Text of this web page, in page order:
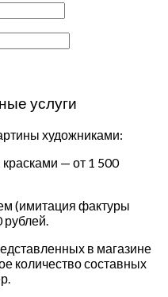
услуги
художниками:
— от 1 500
(имитация фактуры
рублей.
в магазине
количество составных